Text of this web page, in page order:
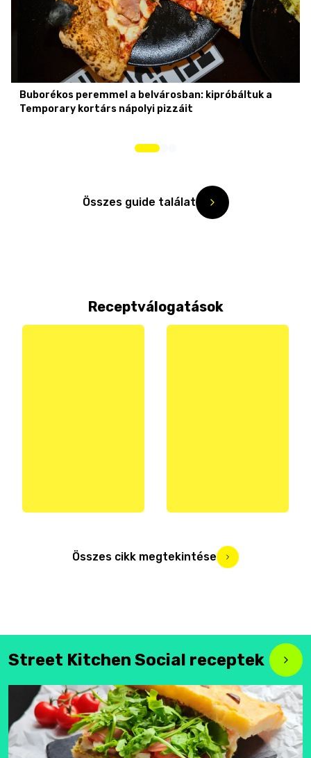
Buborékos peremmel a belvárosban: kipróbáltuk a
Temporary kortárs nápolyi pizzáit
Összes guide találat
Receptválogatások
Összes cikk megtekintése
Street Kitchen Social receptek